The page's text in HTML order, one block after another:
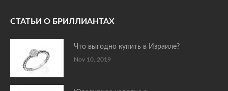
СТАТЬИ О БРИЛЛИАНТАХ
Что выгодно купить в Израиле?
Nov 10, 2019